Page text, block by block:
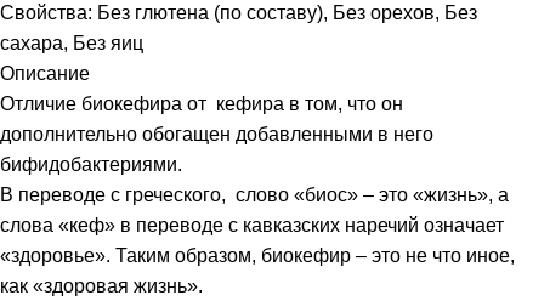
Свойства: Без глютена (по составу), Без орехов, Без
сахара, Без яиц
Описание
Отличие биокефира от кефира в том, что он
дополнительно обогащен добавленными в него
бифидобактериями.
В переводе с греческого, слово «биос» – это «жизнь», а
слова «кеф» в переводе с кавказских наречий означает
«здоровье». Таким образом, биокефир – это не что иное,
как «здоровая жизнь».